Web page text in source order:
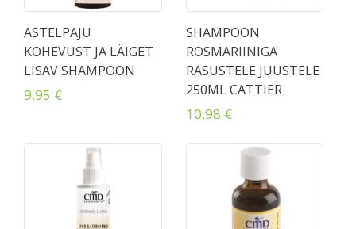
ASTELPAJU
KOHEVUST JA LÄIGET
LISAV SHAMPOON
9,95 €
SHAMPOON
ROSMARIINIGA
RASUSTELE JUUSTELE
250ML CATTIER
10,98 €